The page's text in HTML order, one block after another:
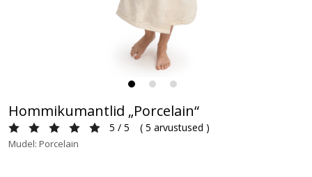
Hommikumantlid „Porcelain“
5 / 5 ( 5 arvustused )
Mudel: Porcelain